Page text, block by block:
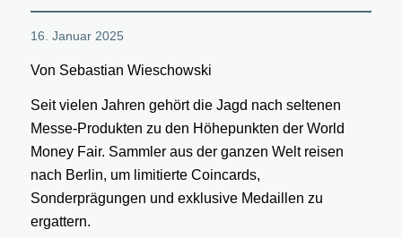
16. Januar 2025
Von Sebastian Wieschowski
Seit vielen Jahren gehört die Jagd nach seltenen
Messe-Produkten zu den Höhepunkten der World
Money Fair. Sammler aus der ganzen Welt reisen
nach Berlin, um limitierte Coincards,
Sonderprägungen und exklusive Medaillen zu
ergattern.